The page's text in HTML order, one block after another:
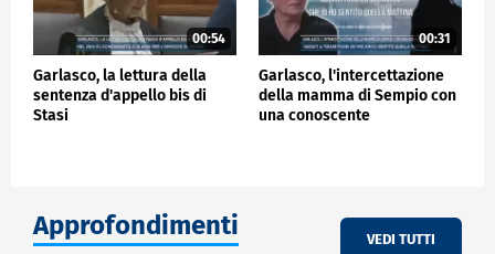
00:54
Garlasco, la lettura della
sentenza d'appello bis di
Stasi
00:31
Garlasco, l'intercettazione
della mamma di Sempio con
una conoscente
Approfondimenti VEDI TUTTI